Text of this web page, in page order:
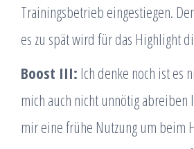
Trainingsbetrieb eingestiegen.
es zu spät wird für das Highlight
Boost III: Ich denke noch ist es
mich auch nicht unnötig abreiben
mir eine frühe Nutzung um beim